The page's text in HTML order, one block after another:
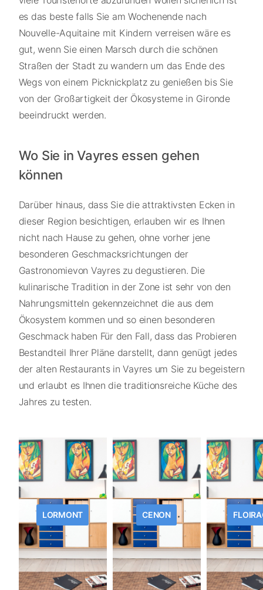
es das beste falls Sie am Wochenende nach
Nouvelle-Aquitaine mit Kindern verreisen wäre es
gut, wenn Sie einen Marsch durch die schönen
Straßen der Stadt zu wandern um das Ende des
Wegs von einem Picknickplatz zu genießen bis Sie
von der Großartigkeit der Ökosysteme in Gironde
beeindruckt werden.
Wo Sie in Vayres essen gehen
können
Darüber hinaus, dass Sie die attraktivsten Ecken in
dieser Region besichtigen, erlauben wir es Ihnen
nicht nach Hause zu gehen, ohne vorher jene
besonderen Geschmacksrichtungen der
Gastronomievon Vayres zu degustieren. Die
kulinarische Tradition in der Zone ist sehr von den
Nahrungsmitteln gekennzeichnet die aus dem
Ökosystem kommen und so einen besonderen
Geschmack haben Für den Fall, dass das Probieren
Bestandteil Ihrer Pläne darstellt, dann genügt jedes
der alten Restaurants in Vayres um Sie zu begeistern
und erlaubt es Ihnen die traditionsreiche Küche des
Jahres zu testen.
LORMONT CENON